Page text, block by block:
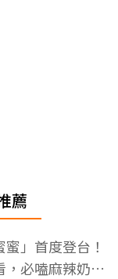
薦
」首度登台！
必嗑麻辣奶油